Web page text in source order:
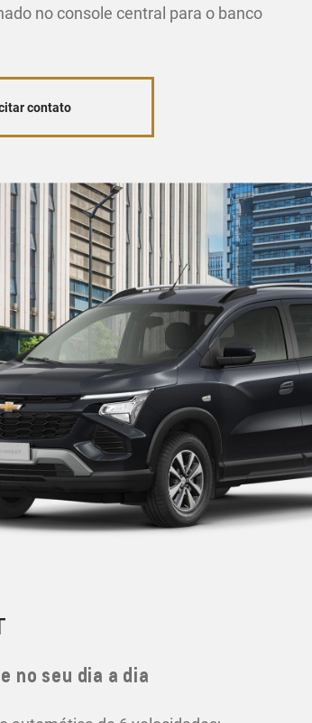
no console central para o banco
contato
no seu dia a dia